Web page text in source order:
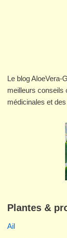
Le blog AloeVera-
meilleurs conseils
médicinales et
Plantes &
Ail